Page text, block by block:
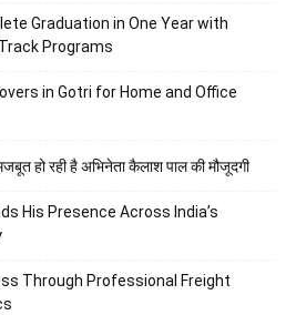
Graduation in One Year with
Programs
in Gotri for Home and Office
हो रही है अभिनेता कैलाश पाल की मौजूदगी
His Presence Across India’s
Through Professional Freight